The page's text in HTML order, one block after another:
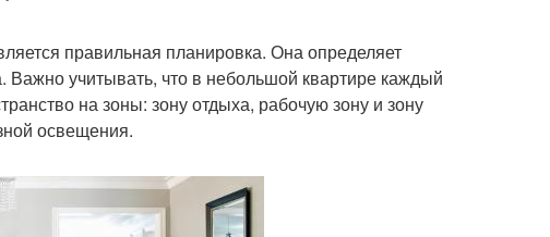
правильная планировка. Она определяет
Важно учитывать, что в небольшой квартире каждый
на зоны: зону отдыха, рабочую зону и зону
освещения.